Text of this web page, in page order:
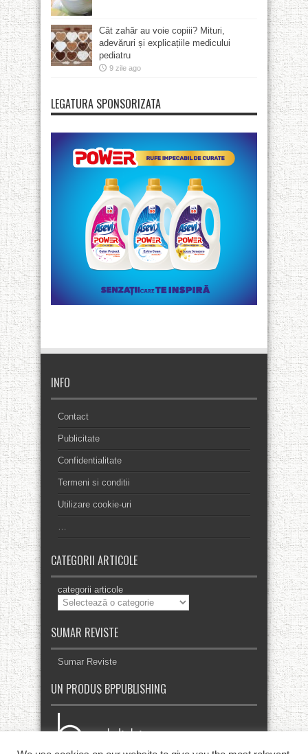
Cât zahăr au voie copiii? Mituri,
adevăruri și explicațiile medicului
pediatru
9 zile ago
LEGATURA SPONSORIZATA
INFO
Contact
Publicitate
Confidentialitate
Termeni si conditii
Utilizare cookie-uri
…
CATEGORII ARTICOLE
categorii articole
SUMAR REVISTE
Sumar Reviste
UN PRODUS BPPUBLISHING